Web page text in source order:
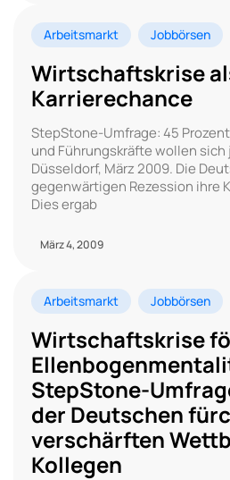
Arbeitsmarkt Jobbörsen
Wirtschaftskrise
Karrierechance
StepStone-Umfrage: 45
und Führungskräfte wollen
Düsseldorf, März 2009. Die
gegenwärtigen Rezession ihre
Dies ergab
März 4, 2009
Arbeitsmarkt Jobbörsen
Wirtschaftskrise
StepStone-
der Deutschen
verschärften
Kollegen